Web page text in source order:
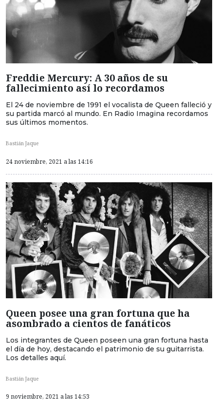
Freddie Mercury: A 30 años de su
fallecimiento así lo recordamos
El 24 de noviembre de 1991 el vocalista de Queen falleció y
su partida marcó al mundo. En Radio Imagina recordamos
sus últimos momentos.
Bastián Jaque
24 noviembre, 2021 a las 14:16
Queen posee una gran fortuna que ha
asombrado a cientos de fanáticos
Los integrantes de Queen poseen una gran fortuna hasta
el día de hoy, destacando el patrimonio de su guitarrista.
Los detalles aquí.
Bastián Jaque
9 noviembre, 2021 a las 14:53